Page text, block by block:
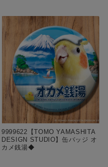
9999622【TOMO YAMASHITA
DESIGN STUDIO】缶バッジ オ
カメ銭湯◆